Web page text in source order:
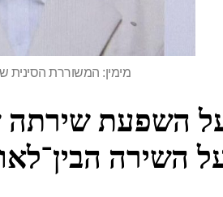
מימין: המשוררת הסינית
השפעת שירתה
השירה